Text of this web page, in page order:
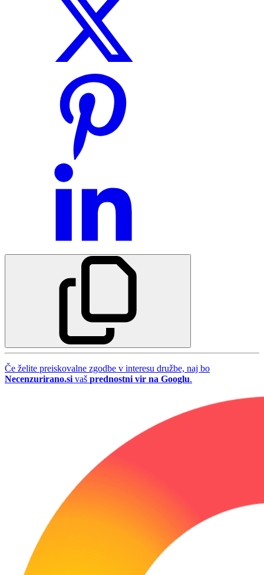
Če želite preiskovalne zgodbe v interesu družbe, naj bo
Necenzurirano.si vaš prednostni vir na Googlu.